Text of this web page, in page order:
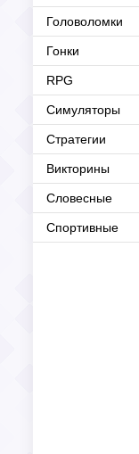
Головоломки
Гонки
RPG
Симуляторы
Стратегии
Викторины
Словесные
Спортивные